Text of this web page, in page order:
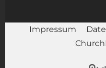
Impressum